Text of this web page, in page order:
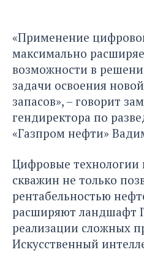
«Применение
максимально
возможности в
задачи освоения
запасов», – говорит
гендиректора по
«Газпром нефти»
Цифровые технологии
скважин не только
рентабельностью
расширяют ландшафт
реализации сложных
Искусственный